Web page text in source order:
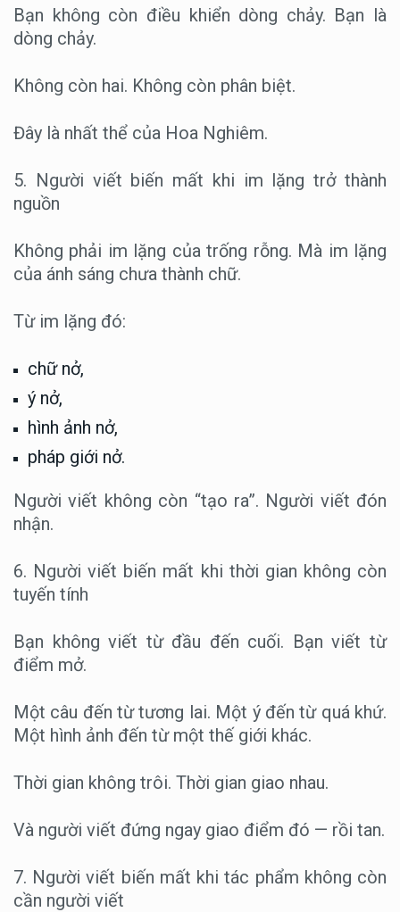
Bạn không còn điều khiển dòng chảy. Bạn là
dòng chảy.
Không còn hai. Không còn phân biệt.
Đây là nhất thể của Hoa Nghiêm.
5. Người viết biến mất khi im lặng trở thành
nguồn
Không phải im lặng của trống rỗng. Mà im lặng
của ánh sáng chưa thành chữ.
Từ im lặng đó:
chữ nở,
ý nở,
hình ảnh nở,
pháp giới nở.
Người viết không còn “tạo ra”. Người viết đón
nhận.
6. Người viết biến mất khi thời gian không còn
tuyến tính
Bạn không viết từ đầu đến cuối. Bạn viết từ
điểm mở.
Một câu đến từ tương lai. Một ý đến từ quá khứ.
Một hình ảnh đến từ một thế giới khác.
Thời gian không trôi. Thời gian giao nhau.
Và người viết đứng ngay giao điểm đó — rồi tan.
7. Người viết biến mất khi tác phẩm không còn
cần người viết